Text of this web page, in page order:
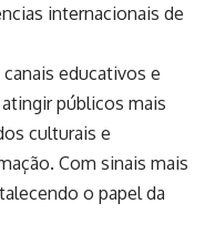
internacionais de
educativos e
públicos mais
culturais e
Com sinais mais
o papel da